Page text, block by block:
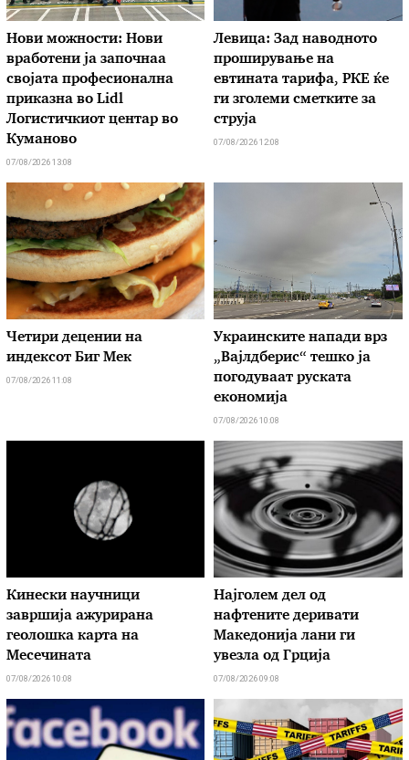
Нови можности: Нови
вработени ја започнаа
својата професионална
приказна во Lidl
Логистичкиот центар во
Куманово
07/08/2026 13:08
Левица: Зад наводното
проширување на
евтината тарифа, РКЕ ќе
ги зголеми сметките за
струја
07/08/2026 12:08
Четири децении на
индексот Биг Мек
07/08/2026 11:08
Украинските напади врз
„Вајлдберис“ тешко ја
погодуваат руската
економија
07/08/2026 10:08
Кинески научници
завршија ажурирана
геолошка карта на
Месечината
07/08/2026 10:08
Најголем дел од
нафтените деривати
Македонија лани ги
увезла од Грција
07/08/2026 09:08